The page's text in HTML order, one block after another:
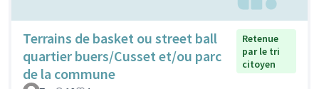
Terrains de basket ou street ball
quartier buers/Cusset et/ou parc
de la commune
Retenue
par le tri
citoyen